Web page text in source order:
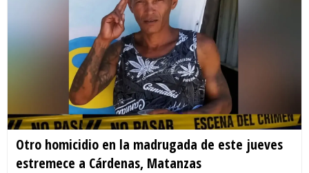
Otro homicidio en la madrugada de este jueves
estremece a Cárdenas, Matanzas